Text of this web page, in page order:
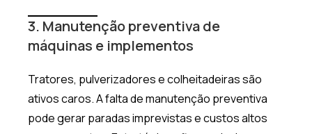
3. Manutenção preventiva de
máquinas e implementos
Tratores, pulverizadores e colheitadeiras são
ativos caros. A falta de manutenção preventiva
pode gerar paradas imprevistas e custos altos